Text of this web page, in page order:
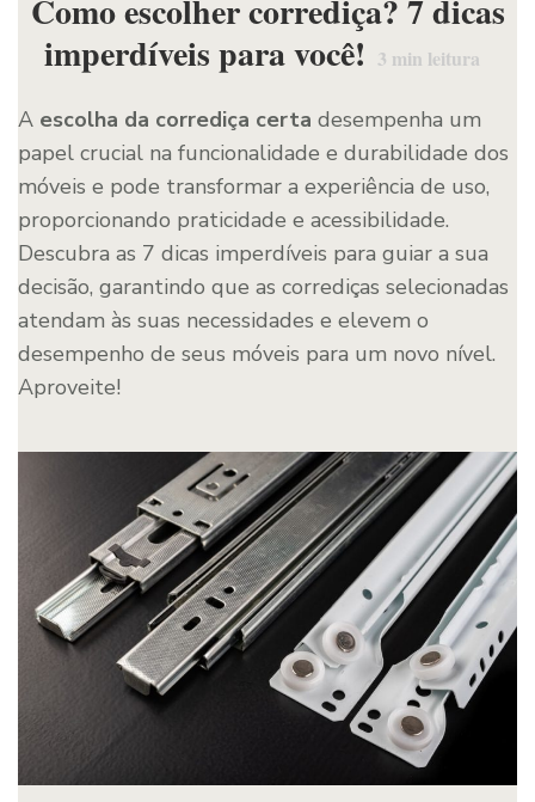
Como escolher corrediça? 7 dicas
imperdíveis para você! 3 min leitura
A escolha da corrediça certa desempenha um
papel crucial na funcionalidade e durabilidade dos
móveis e pode transformar a experiência de uso,
proporcionando praticidade e acessibilidade.
Descubra as 7 dicas imperdíveis para guiar a sua
decisão, garantindo que as corrediças selecionadas
atendam às suas necessidades e elevem o
desempenho de seus móveis para um novo nível.
Aproveite!